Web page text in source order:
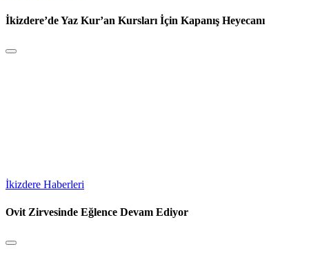
İkizdere’de Yaz Kur’an Kursları İçin Kapanış Heyecanı
İkizdere Haberleri
Ovit Zirvesinde Eğlence Devam Ediyor